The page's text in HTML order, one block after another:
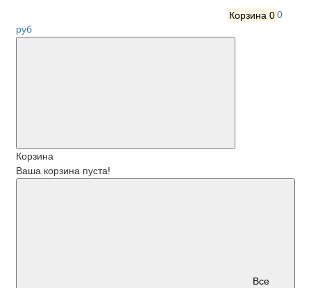
Корзина 00
руб
Корзина
Ваша корзина пуста!
Все